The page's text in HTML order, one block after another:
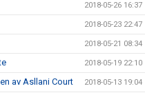
2018-05-26 16:37
2018-05-23 22:47
2018-05-21 08:34
2018-05-19 22:10
av Asllani Court 2018-05-13 19:04